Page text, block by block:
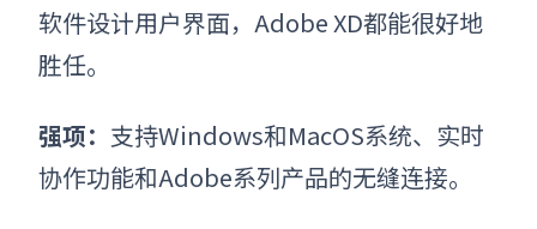
软件设计用户界面，Adobe XD都能很好地
胜任。
强项： 支持Windows和MacOS系统、实时
协作功能和Adobe系列产品的无缝连接。